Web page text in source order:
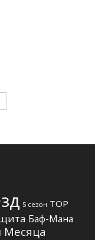
5 сезон TOP
Баф-Мана
Месяца